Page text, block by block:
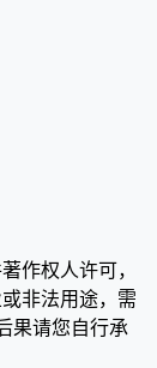
作权人许可，
非法用途，需
果请您自行承